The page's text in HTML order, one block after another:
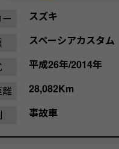
スズキ
スペーシアカスタム
平成26年/2014年
28,082Km
事故車